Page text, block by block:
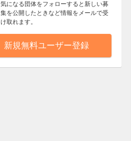
気になる団体をフォローすると新しい募
集を公開したときなど情報をメールで受
け取れます。
新規無料ユーザー登録